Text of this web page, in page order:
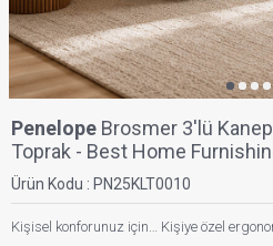
Penelope Brosmer 3'lü
Toprak - Best Home
Ürün Kodu : PN25KLT0010
Kişisel konforunuz için… Kişiye özel